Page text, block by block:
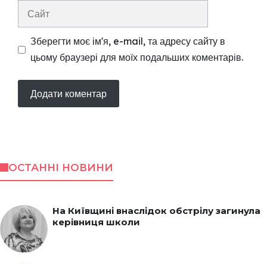
Сайт
Зберегти моє ім'я, e-mail, та адресу сайту в
цьому браузері для моїх подальших коментарів.
ОСТАННІ НОВИНИ
На Київщині внаслідок обстрілу загинула
керівниця школи